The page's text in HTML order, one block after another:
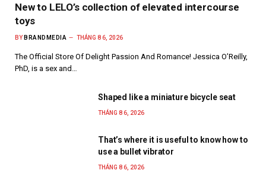
New to LELO’s collection of elevated intercourse
toys
BY BRANDMEDIA THÁNG 8 6, 2026
The Official Store Of Delight Passion And Romance! Jessica O’Reilly,
PhD, is a sex and…
Shaped like a miniature bicycle seat
THÁNG 8 6, 2026
That’s where it is useful to know how to
use a bullet vibrator
THÁNG 8 6, 2026